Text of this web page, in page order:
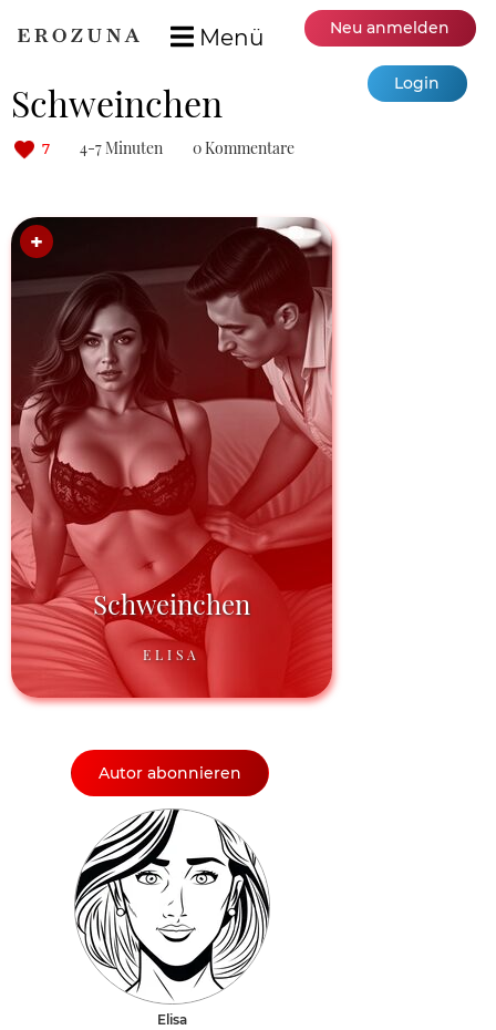
Menü Neu anmelden
Login
Schweinchen
7 4-7 Minuten 0 Kommentare
Schweinchen
ELISA
Autor abonnieren
Elisa